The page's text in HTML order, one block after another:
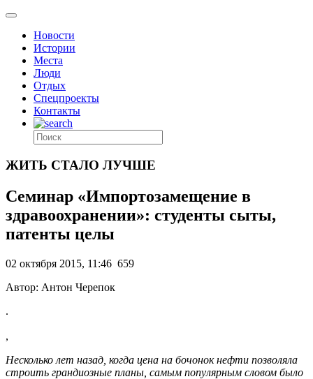
Новости
Истории
Места
Люди
Отдых
Спецпроекты
Контакты
ЖИТЬ СТАЛО ЛУЧШЕ
Семинар «Импортозамещение в
здравоохранении»: студенты сыты,
патенты целы
02 октября 2015, 11:46 659
Автор: Антон Черепок
.
,
Несколько лет назад, когда цена на бочонок нефти позволяла
строить грандиозные планы, самым популярным словом было